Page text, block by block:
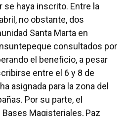
haya inscrito. Entre la
no obstante, dos
Santa Marta en
consultados por
el beneficio, a pesar
entre el 6 y 8 de
asignada para la zona del
Por su parte, el
Magisteriales, Paz